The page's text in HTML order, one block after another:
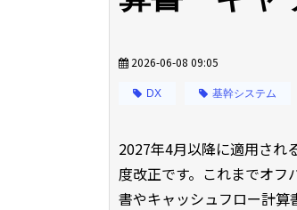
2026-06-08 09:05
DX 基幹システム
2027年4月以降に適用され
度改正です。これまでオフ
書やキャッシュフロー計算